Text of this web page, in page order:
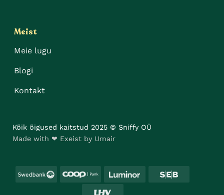
Meist
Meie lugu
Blogi
Kontakt
Kõik õigused kaitstud 2025 © Sniffy OÜ
Made with ❤ Exeist by Umair
Swedbank Coop Luminor